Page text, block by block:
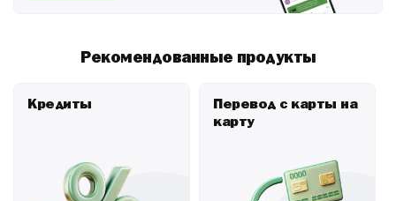
Рекомендованные продукты
Кредиты
Перевод с карты на
карту